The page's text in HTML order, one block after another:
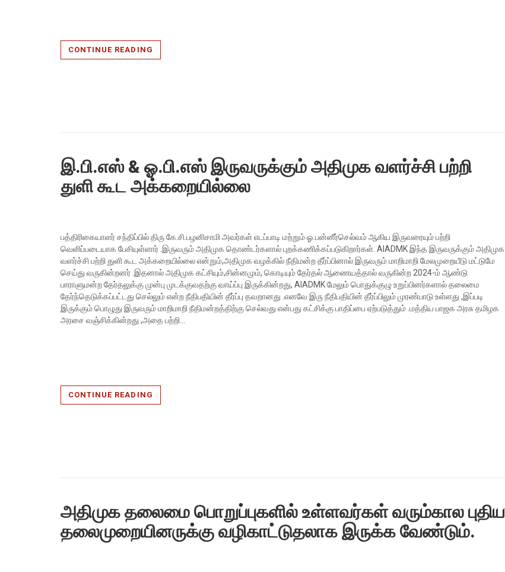
CONTINUE READING
இ.பி.எஸ் & ஓ.பி.எஸ் இருவருக்கும் அதிமுக வளர்ச்சி பற்றி
துளி கூட அக்கறையில்லை
பத்திரிகையாளர் சந்திப்பில் திரு கே.சி.பழனிசாமி அவர்கள் எடப்பாடி மற்றும் ஓ.பன்னீர்செல்வம் ஆகிய இருவரையும் பற்றி
வெளிப்படையாக பேசியுள்ளார் .இருவரும் அதிமுக தொண்டர்களால் புறக்கணிக்கப்படுகிறார்கள். AIADMK இந்த இருவருக்கும் அதிமுக
வளர்ச்சி பற்றி துளி கூட அக்கறையில்லை என்றும்,அதிமுக வழக்கில் நீதிமன்ற தீர்ப்பினால் இருவரும் மாறிமாறி மேலமுறையீடு மட்டுமே
செய்து வருகின்றனர் .இதனால் அதிமுக கட்சியும்,சின்னமும், கொடியும் தேர்தல் ஆணையத்தால் வருகின்ற 2024-ம் ஆண்டு
பாராளுமன்ற தேர்தலுக்கு முன்பு முடக்குவதற்கு வாய்ப்பு இருக்கின்றது, AIADMK மேலும் பொதுக்குழு உறுப்பினர்களால் தலைமை
தேர்ந்தெடுக்கப்பட்டது செல்லும் என்ற நீதிபதியின் தீர்ப்பு தவறானது .எனவே இரு நீதிபதியின் தீர்ப்பிலும் முரண்பாடு உள்ளது ,இப்படி
இருக்கும் பொழுது இருவரும் மாறிமாறி நீதிமன்றத்திற்கு செல்வது என்பது கட்சிக்கு பாதிப்பை ஏற்படுத்தும் .மத்திய பாஜக அரசு தமிழக
அரசை வஞ்சிக்கின்றது ,அதை பற்றி…
CONTINUE READING
அதிமுக தலைமை பொறுப்புகளில் உள்ளவர்கள் வரும்கால புதிய
தலைமுறையினருக்கு வழிகாட்டுதலாக இருக்க வேண்டும்.